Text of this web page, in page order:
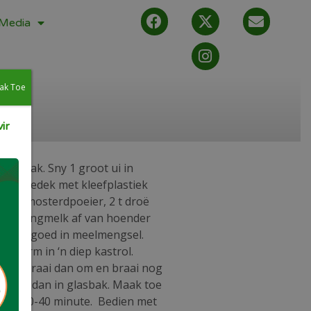
glasbak. Sny 1 groot ui in
bedek met kleefplastiek
2 t mosterdpoeier, 2 t droë
karringmelk af van hoender
goed in meelmengsel.
warm in ‘n diep kastrol.
, draai dan om en braai nog
dan in glasbak. Maak toe
vir 30-40 minute. Bedien met
Toe